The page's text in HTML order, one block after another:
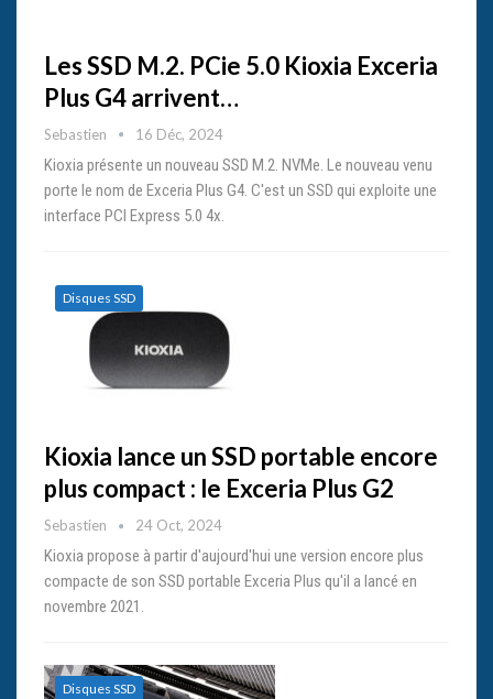
Les SSD M.2. PCie 5.0 Kioxia Exceria
Plus G4 arrivent…
Sebastien 16 Déc, 2024
Kioxia présente un nouveau SSD M.2. NVMe. Le nouveau venu
porte le nom de Exceria Plus G4. C'est un SSD qui exploite une
interface PCI Express 5.0 4x.
Disques SSD
Kioxia lance un SSD portable encore
plus compact : le Exceria Plus G2
Sebastien 24 Oct, 2024
Kioxia propose à partir d'aujourd'hui une version encore plus
compacte de son SSD portable Exceria Plus qu'il a lancé en
novembre 2021.
Disques SSD